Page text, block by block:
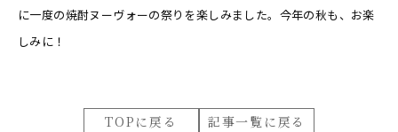
に一度の焼酎ヌーヴォーの祭りを楽しみました。今年の秋も、お楽
しみに！
TOPに戻る 記事一覧に戻る